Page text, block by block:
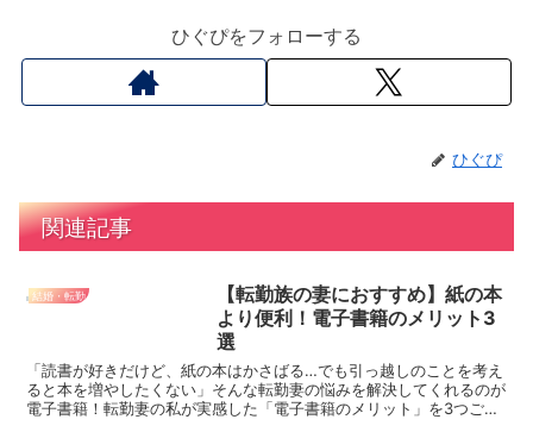
ひぐぴをフォローする
ひぐぴ
関連記事
結婚・転勤
【転勤族の妻におすすめ】紙の本
より便利！電子書籍のメリット3
選
「読書が好きだけど、紙の本はかさばる…でも引っ越しのことを考え
ると本を増やしたくない」そんな転勤妻の悩みを解決してくれるのが
電子書籍！転勤妻の私が実感した「電子書籍のメリット」を3つご紹